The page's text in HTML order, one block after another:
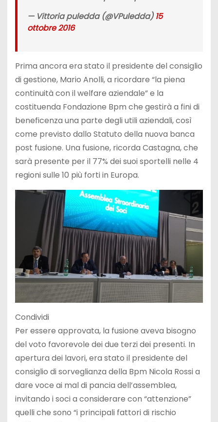
— Vittoria puledda (@VPuledda) 15
ottobre 2016
Prima ancora era stato il presidente del consiglio
di gestione, Mario Anolli, a ricordare “la piena
continuità con il welfare aziendale” e la
costituenda Fondazione Bpm che gestirà a fini di
beneficenza una parte degli utili aziendali, così
come previsto dallo Statuto della nuova banca
post fusione. Una fusione, ricorda Castagna, che
sarà presente per il 77% dei suoi sportelli nelle 4
regioni sulle 10 più forti in Europa.
Condividi
Per essere approvata, la fusione aveva bisogno
del voto favorevole dei due terzi dei presenti. In
apertura dei lavori, era stato il presidente del
consiglio di sorveglianza della Bpm Nicola Rossi a
dare voce ai mal di pancia dell’assemblea,
invitando i soci a considerare con “attenzione”
quelli che sono “i principali fattori di rischio